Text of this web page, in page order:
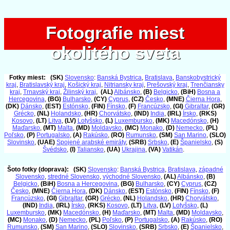
Fotografie miest
okolitého sveta
Fotografie miest
okolitého sveta
Fotky miest: (SK) Slovensko: Banská Bystrica, Bratislava, Banskobystrický
kraj, Bratislavský kraj, Košický kraj, Nitriansky kraj, Prešovský kraj, Trenčiansky
kraj, Trnavský kraj, Žilinský kraj, (AL)Albánsko, (B) Belgicko, (BiH) Bosna a
Hercegovina, (BG) Bulharsko, (CY) Cyprus, (CZ) Česko, (MNE) Čierna Hora,
(DK) Dánsko, (EST) Estónsko, (FIN) Fínsko, (F) Francúzsko, (GI) Gibraltar, (GR)
Grécko, (NL) Holandsko, (HR) Chorvátsko, (IND) India, (IRL) Írsko, (RKS)
Kosovo, (LT) Litva, (LV) Lotyšsko, (L) Luxembursko, (MK) Macedónsko, (H)
Maďarsko, (MT) Malta, (MD) Moldavsko, (MC) Monako, (D) Nemecko, (PL)
Poľsko, (P) Portugalsko, (A) Rakúsko, (RO) Rumunsko, (SM) San Marino, (SLO)
Slovinsko, (UAE) Spojené arabské emiráty, (SRB) Srbsko, (E) Španielsko, (S)
Švédsko, (I) Taliansko, (UA) Ukrajina, (VA) Vatikán.
Šoto fotky (doprava): (SK) Slovensko: Banská Bystrica, Bratislava, západné
Slovensko, stredné Slovensko, východné Slovensko, (AL)Albánsko, (B)
Belgicko, (BiH) Bosna a Hercegovina, (BG) Bulharsko, (CY) Cyprus, (CZ)
Česko, (MNE) Čierna Hora, (DK) Dánsko, (EST) Estónsko, (FIN) Fínsko, (F)
Francúzsko, (GI) Gibraltar, (GR) Grécko, (NL) Holandsko, (HR) Chorvátsko,
(IND) India, (IRL) Írsko, (RKS) Kosovo, (LT) Litva, (LV) Lotyšsko, (L)
Luxembursko, (MK) Macedónsko, (H) Maďarsko, (MT) Malta, (MD) Moldavsko,
(MC) Monako, (D) Nemecko, (PL) Poľsko, (P) Portugalsko, (A) Rakúsko, (RO)
Rumunsko, (SM) San Marino, (SLO) Slovinsko, (SRB) Srbsko, (E) Španielsko,